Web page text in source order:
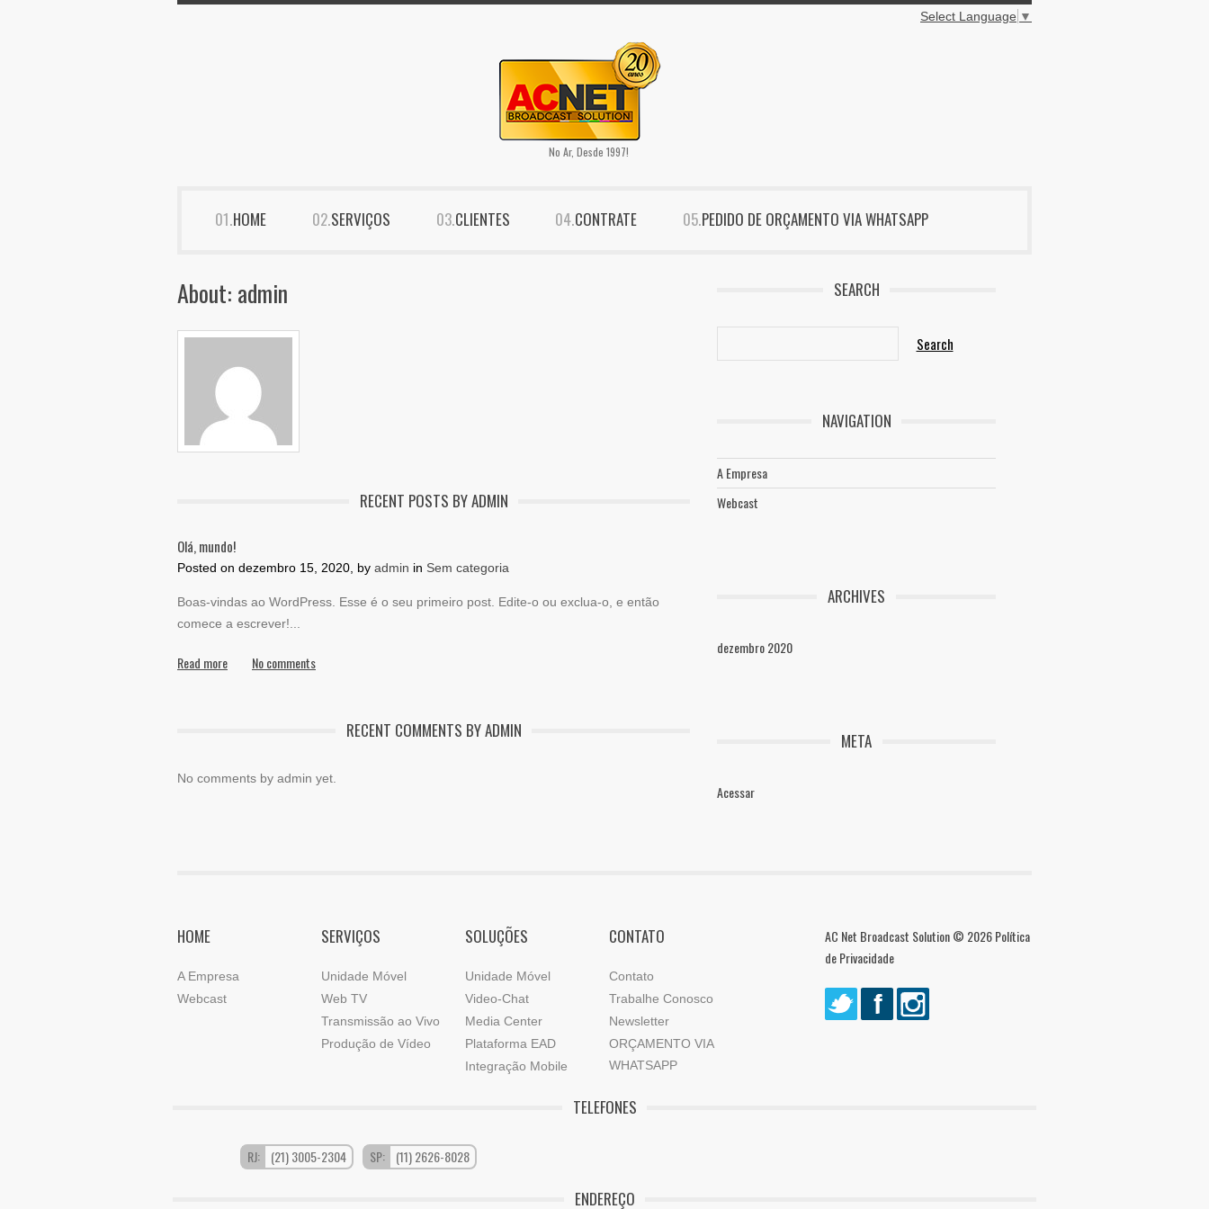
Select Language ▼
No Ar, Desde 1997!
HOME SERVIÇOS CLIENTES CONTRATE PEDIDO DE ORÇAMENTO VIA WHATSAPP
About: admin
RECENT POSTS BY ADMIN
Olá, mundo!
Posted on dezembro 15, 2020, by admin in Sem categoria
Boas-vindas ao WordPress. Esse é o seu primeiro post. Edite-o ou exclua-o, e então
comece a escrever!
Read more No comments
RECENT COMMENTS BY ADMIN
No comments by admin yet.
SEARCH
NAVIGATION
A Empresa
Webcast
ARCHIVES
dezembro 2020
META
Acessar
HOME
A Empresa
Webcast
SERVIÇOS
Unidade Móvel
Web TV
Transmissão ao Vivo
Produção de Vídeo
SOLUÇÕES
Unidade Móvel
Video-Chat
Media Center
Plataforma EAD
Integração Mobile
CONTATO
Contato
Trabalhe Conosco
Newsletter
ORÇAMENTO VIA
WHATSAPP
AC Net Broadcast Solution © 2026Política
de Privacidade
TELEFONES
RJ: (21) 3005-2304 SP: (11) 2626-8028
ENDEREÇO